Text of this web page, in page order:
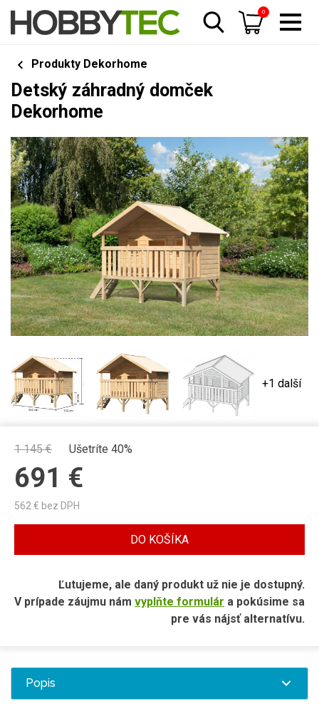
0
Produkty Dekorhome
Detský záhradný domček
Dekorhome
+1 další
1 145€ Ušetríte 40%
691 €
562 € bez DPH
DO KOŠÍKA
Ľutujeme, ale daný produkt už nie je dostupný.
V prípade záujmu nám vyplňte formulár a pokúsime sa
pre vás nájsť alternatívu.
Popis